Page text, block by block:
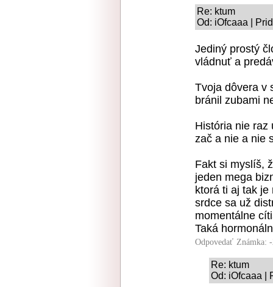
Re: ktum
Od: iOfcaaa |
Jediný prostý
vládnuť a
Tvoja dôvera v
bránil zubami
História nie raz
zač a nie a nie
Fakt si myslíš,
jeden mega
ktorá ti aj tak je
srdce sa už
momentálne
Taká
Odpovedať Známka:
Re: ktum
Od: iOfcaaa |